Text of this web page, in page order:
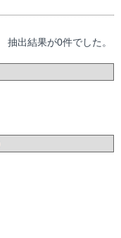
抽出結果が0件でした。